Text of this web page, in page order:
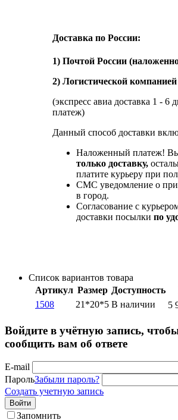
Доставка по России:
1) Почтой России
2) Логистической
(экспресс авиа доставка 1 - 6
платеж)
Данный способ доставки
Наложенный платеж! Вы
только доставку,
платите курьеру при
СМС уведомление о
в город.
Согласование с
доставки посылки по
Список вариантов товара
Артикул Размер Доступность
1508
21*20*5 В наличии 5
Войдите в учётную запись,
сообщить вам об ответе
E-mail
ПарольЗабыли пароль?
Создать учетную запись
Войти
Запомнить